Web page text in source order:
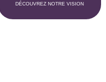
DÉCOUVREZ NOTRE VISION